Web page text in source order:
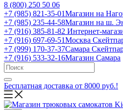
8 (800) 250 50 06
+7 (985) 821-35-01Магазин на
+7 (985) 235-44-58Магазин на ш.
+7 (916) 385-81-82 Интернет-
+7 (916) 697-69-51Москва
+7 (999) 170-37-37Самара
+7 (916) 533-32-16Магазин Самара
Бесплатная доставка от 8000 руб.!